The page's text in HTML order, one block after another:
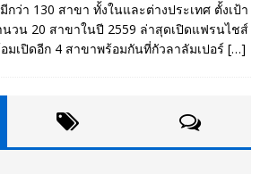
กว่า 130 สาขา ทั้งในและต่างประเทศ ตั้งเป้า
นวน 20 สาขาในปี 2559 ล่าสุดเปิดแฟรนไชส์
มเปิดอีก 4 สาขาพร้อมกันที่กัวลาลัมเปอร์ […]